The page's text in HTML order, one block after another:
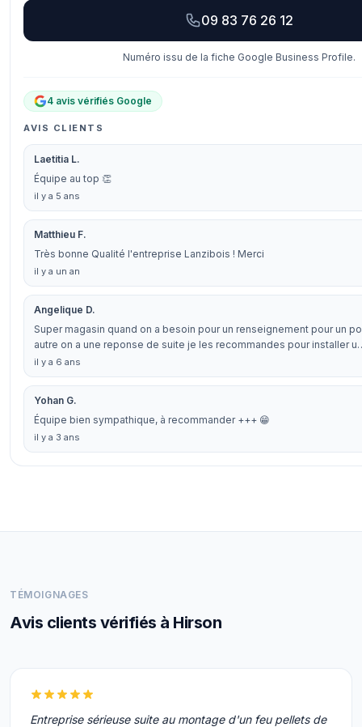
09 83 76 26 12
Numéro issu de la fiche Google Business Profile.
4 avis vérifiés Google
AVIS CLIENTS
Laetitia L.
Équipe au top 👏
il y a 5 ans
Matthieu F.
Très bonne Qualité l'entreprise Lanzibois ! Merci
il y a un an
Angelique D.
Super magasin quand on a besoin pour un renseignement pour un
autre on a une reponse de suite je les recommandes pour installer
il y a 6 ans
Yohan G.
Équipe bien sympathique, à recommander +++ 😁
il y a 3 ans
TÉMOIGNAGES
Avis clients vérifiés à Hirson
Entreprise sérieuse suite au montage d'un feu pellets de